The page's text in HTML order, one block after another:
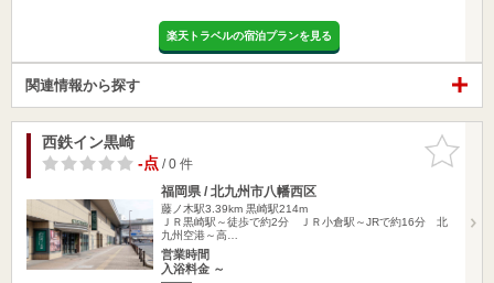
楽天トラベルの宿泊プランを見る
関連情報から探す
お気に入
りに追加
西鉄イン黒崎
-点/ 0 件
福岡県 / 北九州市八幡西区
藤ノ木駅3.39km 黒崎駅214m
ＪＲ黒崎駅～徒歩で約2分 ＪＲ小倉駅～JRで約16分 北
九州空港～高…
営業時間
入浴料金 ～